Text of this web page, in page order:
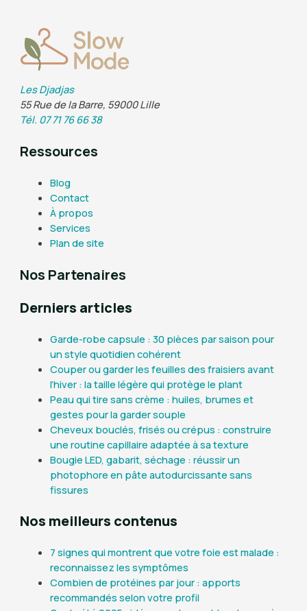
Les Djadjas
55 Rue de la Barre, 59000 Lille
Tél. 07 71 76 66 38
Ressources
Blog
Contact
À propos
Services
Plan de site
Nos Partenaires
Derniers articles
Garde-robe capsule : 30 pièces par saison pour
un style quotidien cohérent
Couper ou garder les feuilles des fraisiers avant
l’hiver : la taille légère qui protège le plant
Peau qui tire sans crème : huiles, brumes et
gestes pour la garder souple
Cheveux bouclés, frisés ou crépus : construire
une routine capillaire adaptée à sa texture
Bougie LED, gabarit, séchage : réussir un
photophore en pâte autodurcissante sans
fissures
Nos meilleurs contenus
7 signes qui montrent que votre foie est malade :
reconnaissez les symptômes
Combien de protéines par jour : apports
recommandés selon votre profil